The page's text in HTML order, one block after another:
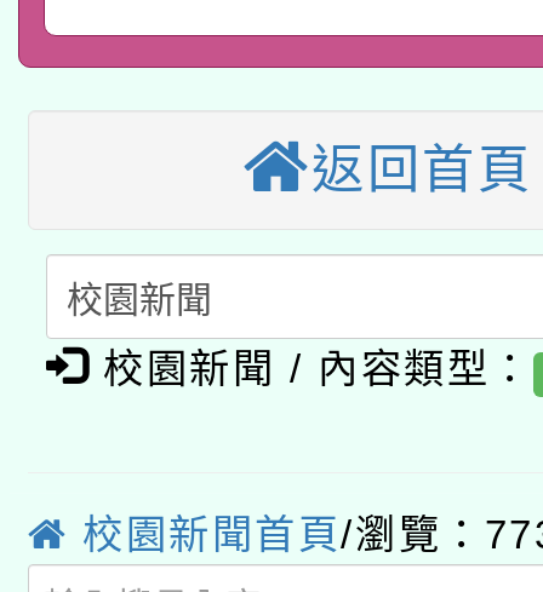
用水績優單位及節水達
本校115學年度第2次
招甄選結果公告(無人
適應運動共學行動站研
本館辦理115年度閱讀
暨閱讀推動專業研習
科技賦能─人工智慧
礎課程
A3數位素養講師名單
「數位內容與教學軟
薪期間赴陸應申請許可
業技術研究院辦理「
115年8月22日(星期六
返回首頁
校園新聞 / 內容類型：
校園新聞首頁/瀏覽：